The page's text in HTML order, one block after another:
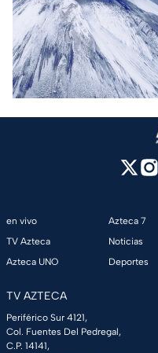
en vivo
TV Azteca
Azteca UNO
Azteca 7
Noticias
Deportes
TV AZTECA
Periférico Sur 4121,
Col. Fuentes Del Pedregal,
C.P. 14141,